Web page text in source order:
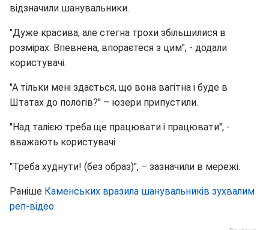
відзначили шанувальники.
"Дуже красива, але стегна трохи збільшилися в
розмірах. Впевнена, впораєтеся з цим", - додали
користувачі.
"А тільки мені здається, що вона вагітна і буде в
Штатах до пологів?" – юзери припустили.
"Над талією треба ще працювати і працювати", -
вважають користувачі.
"Треба худнути! (без образ)", – зазначили в мережі.
Раніше Каменських вразила шанувальників зухвалим
реп-відео.